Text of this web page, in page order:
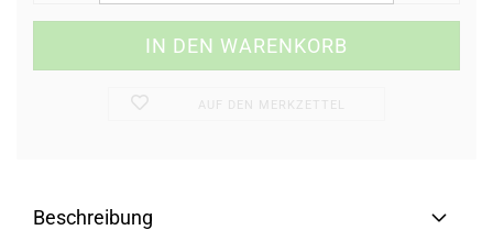
AUF DEN MERKZETTEL
Beschreibung